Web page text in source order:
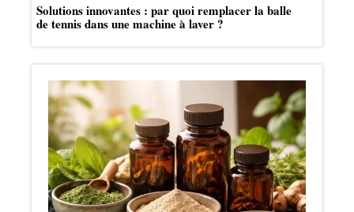
Solutions innovantes : par quoi remplacer la balle
de tennis dans une machine à laver ?